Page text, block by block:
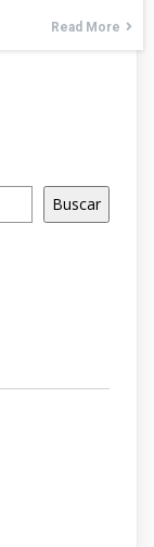
Read More
Buscar